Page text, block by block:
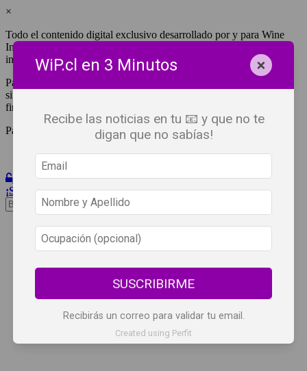
×
Todo el contenido digital exclusivo desarrollado por y para Wine
Independent Press Chile, cuenta con derechos de propiedad
intelectual.
Para tener acceso a una copia y/o impresión de cualquiera de ellos
sin fines de lucro, debes ser #SuscriptorWiP.^Para su réplica con
fines comerciales debes contactar al e-mail
Pagas una sola vez al año y disfrutas por 12 meses.
Iniciar Sesión
¡Suscribete! BeneficiosWiP
Buscar:
Síguenos
WiP.cl en 3 Minutos ×
Recibe las noticias en tu 📧 y que no te
digan que no sabías!
SUSCRIBIRME
Recibirás un correo para validar tu email.
Created using Perfit